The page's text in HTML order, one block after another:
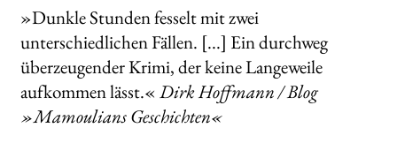
»Dunkle Stunden fesselt mit zwei
unterschiedlichen Fällen. [...] Ein durchweg
überzeugender Krimi, der keine Langeweile
aufkommen lässt.« Dirk Hoffmann / Blog
»Mamoulians Geschichten«